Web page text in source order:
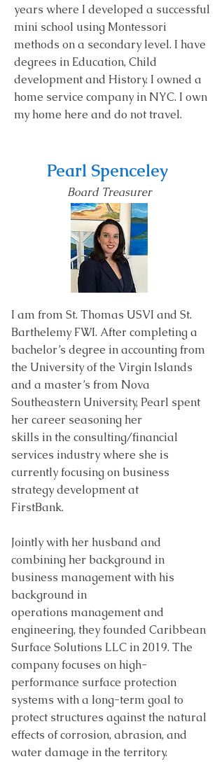
years where I developed a successful
mini school using Montessori
methods on a secondary level. I have
degrees in Education, Child
development and History. I owned a
home service company in NYC. I own
my home here and do not travel.
Pearl Spenceley
Board Treasurer
I am from St. Thomas USVI and St.
Barthelemy FWI. After completing a
bachelor’s degree in accounting from
the University of the Virgin Islands
and a master’s from Nova
Southeastern University, Pearl spent
her career seasoning her
skills in the consulting/financial
services industry where she is
currently focusing on business
strategy development at
FirstBank.
Jointly with her husband and
combining her background in
business management with his
background in
operations management and
engineering, they founded Caribbean
Surface Solutions LLC in 2019. The
company focuses on high-
performance surface protection
systems with a long-term goal to
protect structures against the natural
effects ofcorrosion, abrasion, and
water damage in the territory.